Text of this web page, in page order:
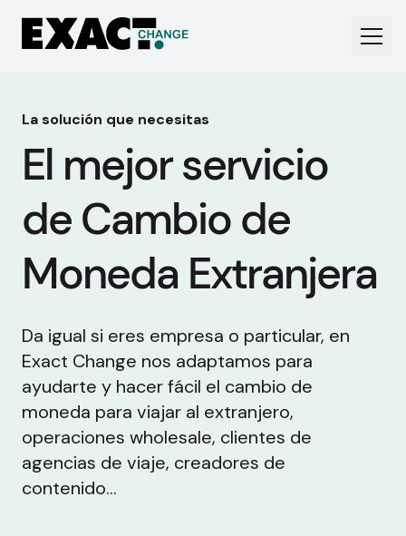
La solución que necesitas
El mejor servicio
de Cambio de
Moneda Extranjera
Da igual si eres empresa o particular, en
Exact Change nos adaptamos para
ayudarte y hacer fácil el cambio de
moneda para viajar al extranjero,
operaciones wholesale, clientes de
agencias de viaje, creadores de
contenido...